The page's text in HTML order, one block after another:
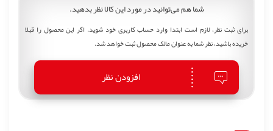
شما هم می‌توانید در مورد این کالا نظر بدهید.
برای ثبت نظر، لازم است ابتدا وارد حساب کاربری خود شوید. اگر این محصول را قبلا
خریده باشید، نظر شما به عنوان مالک محصول ثبت خواهد شد.
افزودن نظر